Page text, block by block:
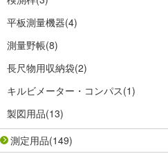
平板測量機器(4)
測量野帳(8)
長尺物用収納袋(2)
キルビメーター・コンパス(1)
製図用品(13)
測定用品(149)